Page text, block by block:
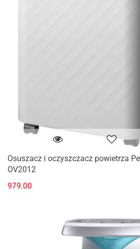
Osuszacz i oczyszczacz powietrza
OV2012
979.00